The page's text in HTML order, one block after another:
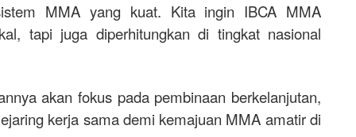
MMA yang kuat. Kita ingin IBCA MMA
tapi juga diperhitungkan di tingkat nasional
akan fokus pada pembinaan berkelanjutan,
kerja sama demi kemajuan MMA amatir di